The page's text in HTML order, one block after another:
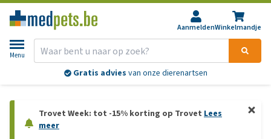
AanmeldenWinkelmandje
Menu
Gratis advies van onze dierenartsen
Trovet Week: tot -15% korting op Trovet Lees
meer